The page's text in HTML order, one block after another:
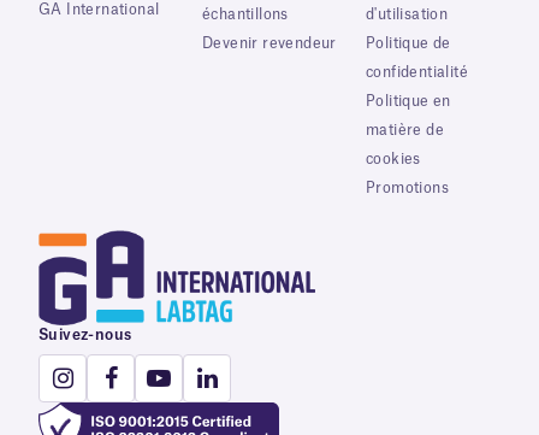
GA International
échantillons
Devenir revendeur
d'utilisation
Politique de
confidentialité
Politique en
matière de
cookies
Promotions
Suivez-nous